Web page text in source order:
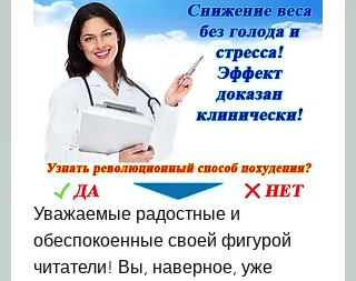
Уважаемые радостные и
обеспокоенные своей фигурой
читатели! Вы, наверное, уже